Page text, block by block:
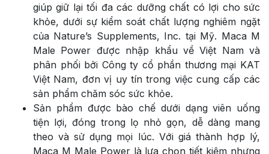
giúp giữ lại tối đa các dưỡng chất có lợi cho sức
khỏe, dưới sự kiểm soát chất lượng nghiêm ngặt
của Nature’s Supplements, Inc. tại Mỹ. Maca M
Male Power được nhập khẩu về Việt Nam và
phân phối bởi Công ty cổ phần thương mại KAT
Việt Nam, đơn vị uy tín trong việc cung cấp các
sản phẩm chăm sóc sức khỏe.
Sản phẩm được bào chế dưới dạng viên uống
tiện lợi, đóng trong lọ nhỏ gọn, dễ dàng mang
theo và sử dụng mọi lúc. Với giá thành hợp lý,
Maca M Male Power là lựa chọn tiết kiệm nhưng